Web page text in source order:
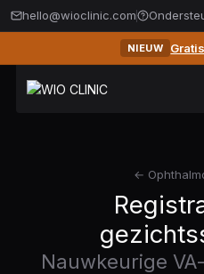
hello@wioclinic.com
NIEUW
←
Nauwkeurige